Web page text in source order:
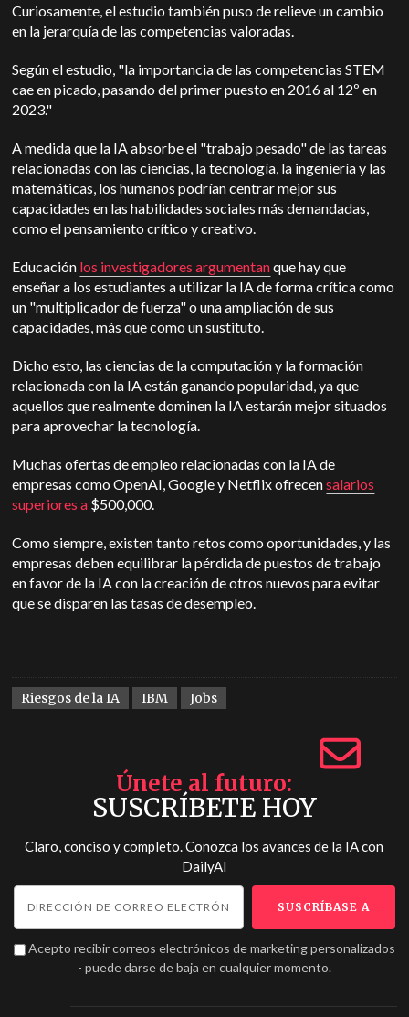
Curiosamente, el estudio también puso de relieve un cambio
en la jerarquía de las competencias valoradas.
Según el estudio, "la importancia de las competencias STEM
cae en picado, pasando del primer puesto en 2016 al 12º en
2023."
A medida que la IA absorbe el "trabajo pesado" de las tareas
relacionadas con las ciencias, la tecnología, la ingeniería y las
matemáticas, los humanos podrían centrar mejor sus
capacidades en las habilidades sociales más demandadas,
como el pensamiento crítico y creativo.
Educación los investigadores argumentanque hay que
enseñar a los estudiantes a utilizar la IA de forma crítica como
un "multiplicador de fuerza" o una ampliación de sus
capacidades, más que como un sustituto.
Dicho esto, las ciencias de la computación y la formación
relacionada con la IA están ganando popularidad, ya que
aquellos que realmente dominen la IA estarán mejor situados
para aprovechar la tecnología.
Muchas ofertas de empleo relacionadas con la IA de
empresas como OpenAI, Google y Netflix ofrecensalarios
superiores a $500,000.
Como siempre, existen tanto retos como oportunidades, y las
empresas deben equilibrar la pérdida de puestos de trabajo
en favor de la IA con la creación de otros nuevos para evitar
que se disparen las tasas de desempleo.
Riesgos de la IA IBM Jobs
Únete al futuro
SUSCRÍBETE HOY
Claro, conciso y completo. Conozca los avances de la IA con
DailyAI
Acepto recibir correos electrónicos de marketing personalizados
- puede darse de baja en cualquier momento.